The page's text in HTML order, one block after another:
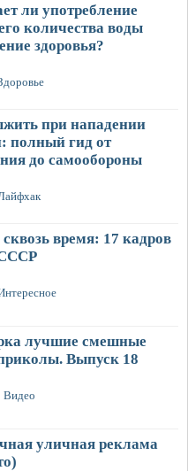
ли употребление
количества воды
здоровья?
при нападении
полный гид от
до самообороны
сквозь время: 17 кадров
лучшие смешные
Выпуск 18
Видео
уличная реклама